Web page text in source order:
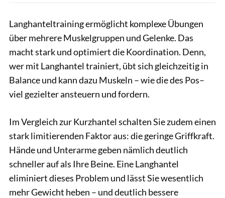
Langhanteltraining ermöglicht komplexe Übungen
über mehrere Muskelgruppen und Gelenke. Das
macht stark und optimiert die Koordination. Denn,
wer mit Langhantel trainiert, übt sich gleichzeitig in
Balance und kann dazu Muskeln – wie die des Pos–
viel gezielter ansteuern und fordern.
Im Vergleich zur Kurzhantel schalten Sie zudem einen
stark limitierenden Faktor aus: die geringe Griffkraft.
Hände und Unterarme geben nämlich deutlich
schneller auf als Ihre Beine. Eine Langhantel
eliminiert dieses Problem und lässt Sie wesentlich
mehr Gewicht heben – und deutlich bessere